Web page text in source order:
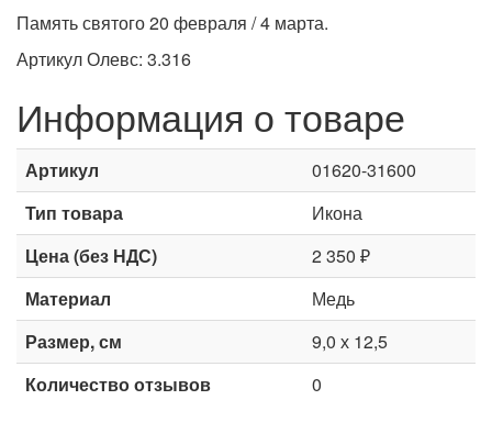
Память святого 20 февраля / 4 марта.
Артикул Олевс: 3.316
Информация о товаре
Артикул
01620-31600
Тип товара
Икона
Цена (без НДС)
2 350 ₽
Материал
Медь
Размер, см
9,0 х 12,5
Количество отзывов
0